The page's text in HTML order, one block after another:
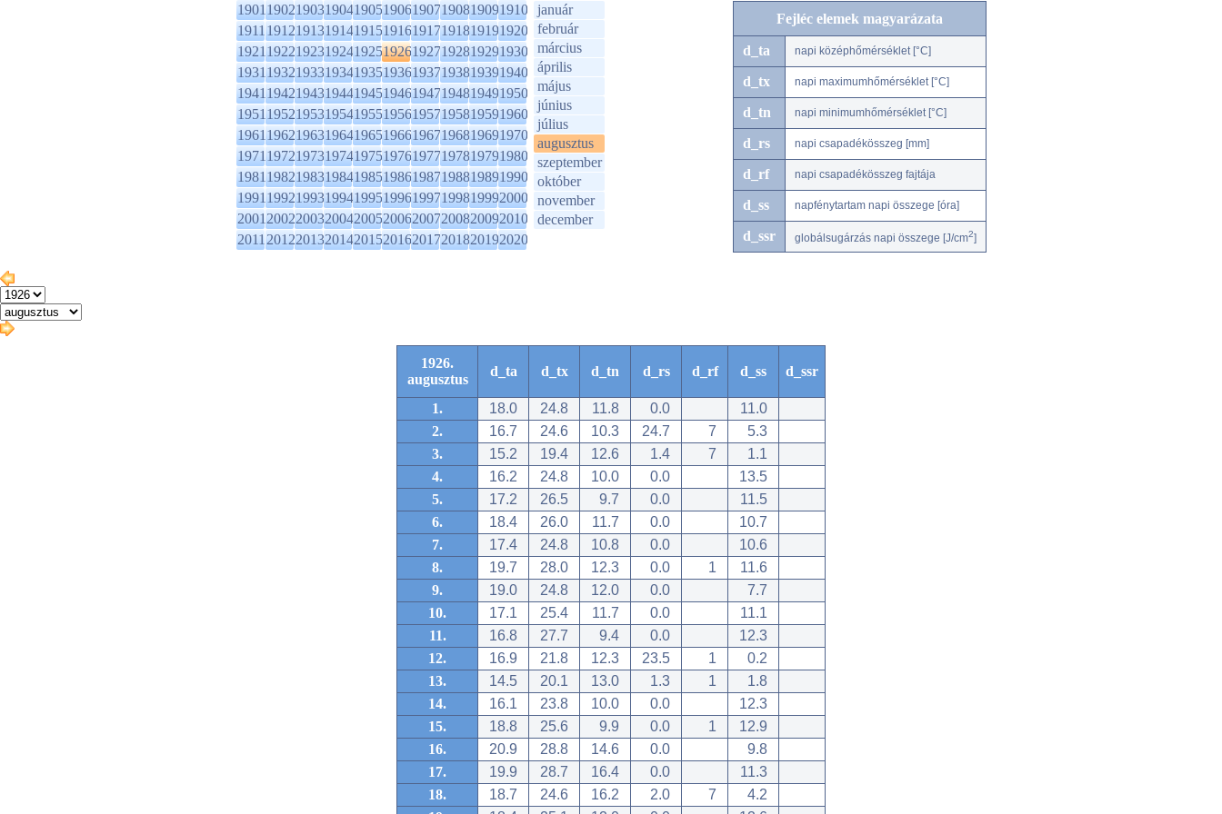
1901190219031904190519061907190819091910
1911191219131914191519161917191819191920
1921192219231924192519261927192819291930
1931193219331934193519361937193819391940
1941194219431944194519461947194819491950
1951195219531954195519561957195819591960
1961196219631964196519661967196819691970
1971197219731974197519761977197819791980
1981198219831984198519861987198819891990
1991199219931994199519961997199819992000
2001200220032004200520062007200820092010
2011201220132014201520162017201820192020
január
február
március
április
május
június
július
augusztus
szeptember
október
november
december
Fejléc elemek magyarázata
d_ta napi középhőmérséklet [°C]
d_tx napi maximumhőmérséklet [°C]
d_tn napi minimumhőmérséklet [°C]
d_rs napi csapadékösszeg [mm]
d_rf napi csapadékösszeg fajtája
d_ss napfénytartam napi összege [óra]
d_ssr globálsugárzás napi összege [J/cm2]
1926.
augusztus
d_ta d_tx d_tn d_rs d_rf d_ss d_ssr
1. 18.0 24.8 11.8 0.0
11.0
2.
16.7 24.6 10.3 24.7 7
5.3
3.
15.2 19.4 12.6 1.4 7
1.1
4.
16.2 24.8 10.0 0.0
13.5
5.
17.2 26.5 9.7 0.0
11.5
6.
18.4 26.0 11.7 0.0
10.7
7.
17.4 24.8 10.8 0.0
10.6
8.
19.7 28.0 12.3 0.0 1
11.6
9.
19.0 24.8 12.0 0.0
7.7
10.
17.1 25.4 11.7 0.0
11.1
11.
16.8 27.7 9.4 0.0
12.3
12.
16.9 21.8 12.3 23.5 1
0.2
13.
14.5 20.1 13.0 1.3 1
1.8
14.
16.1 23.8 10.0 0.0
12.3
15.
18.8 25.6 9.9 0.0 1
12.9
16.
20.9 28.8 14.6 0.0
9.8
17.
19.9 28.7 16.4 0.0
11.3
18.
18.7 24.6 16.2 2.0 7
4.2